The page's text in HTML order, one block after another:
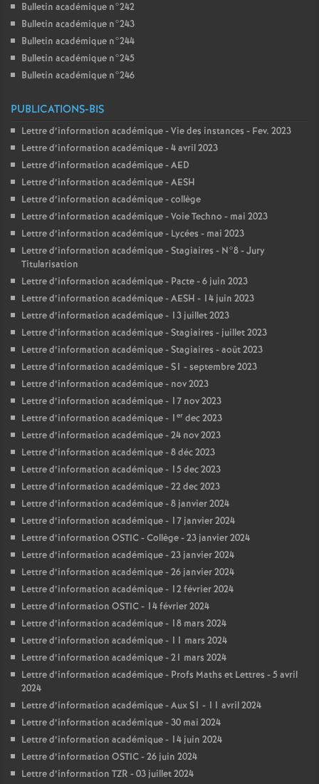
Bulletin académique n°242
Bulletin académique n°243
Bulletin académique n°244
Bulletin académique n°245
Bulletin académique n°246
PUBLICATIONS-BIS
Lettre d’information académique - Vie des instances - Fev. 2023
Lettre d’information académique - 4 avril 2023
Lettre d’information académique - AED
Lettre d’information académique - AESH
Lettre d’information académique - collège
Lettre d’information académique - Voie Techno - mai 2023
Lettre d’information académique - Lycées - mai 2023
Lettre d’information académique - Stagiaires - N°8 - Jury
Titularisation
Lettre d’information académique - Pacte - 6 juin 2023
Lettre d’information académique - AESH - 14 juin 2023
Lettre d’information académique - 13 juillet 2023
Lettre d’information académique - Stagiaires - juillet 2023
Lettre d’information académique - Stagiaires - août 2023
Lettre d’information académique - S1 - septembre 2023
Lettre d’information académique - nov 2023
Lettre d’information académique - 17 nov 2023
Lettre d’information académique - 1 er dec 2023
Lettre d’information académique - 24 nov 2023
Lettre d’information académique - 8 déc 2023
Lettre d’information académique - 15 dec 2023
Lettre d’information académique - 22 dec 2023
Lettre d’information académique - 8 janvier 2024
Lettre d’information académique - 17 janvier 2024
Lettre d’information OSTIC - Collège - 23 janvier 2024
Lettre d’information académique - 23 janvier 2024
Lettre d’information académique - 26 janvier 2024
Lettre d’information académique - 12 février 2024
Lettre d’information OSTIC - 14 février 2024
Lettre d’information académique - 18 mars 2024
Lettre d’information académique - 11 mars 2024
Lettre d’information académique - 21 mars 2024
Lettre d’information académique - Profs Maths et Lettres - 5 avril
2024
Lettre d’information académique - Aux S1 - 11 avril 2024
Lettre d’information académique - 30 mai 2024
Lettre d’information académique - 14 juin 2024
Lettre d’information OSTIC - 26 juin 2024
Lettre d’information TZR - 03 juillet 2024